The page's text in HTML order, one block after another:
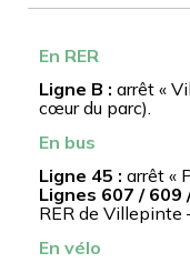
En RER
Ligne B : arrêt «
cœur du parc).
En bus
Ligne 45 : arrêt «
Lignes 607 / 609
RER de Villepinte
En vélo